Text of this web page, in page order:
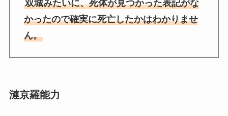
双城みたいに、死体が見つかった表記がな
かったので確実に死亡したかはわかりませ
ん。
漣京羅能力